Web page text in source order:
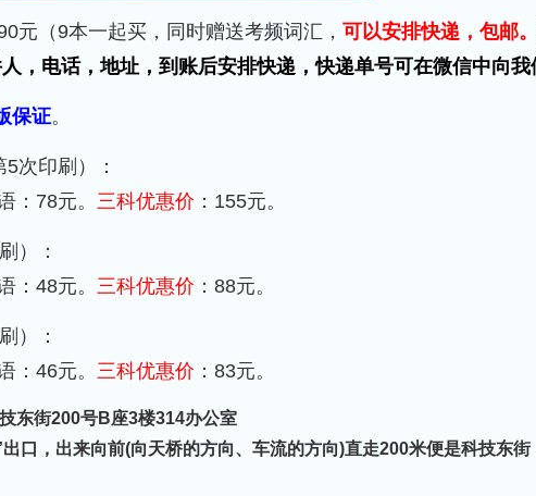
元（9本一起买，同时赠送考频词汇， 可以安排快递，包邮。
，电话，地址，到账后安排快递，快递单号可在微信中向我
保证。
次印刷）：
：78元。 三科优惠价 ：155元。
）：
：48元。 三科优惠价 ：88元。
）：
：46元。 三科优惠价 ：83元。
东街200号B座3楼314办公室
口，出来向前(向天桥的方向、车流的方向)直走200米便是科技东